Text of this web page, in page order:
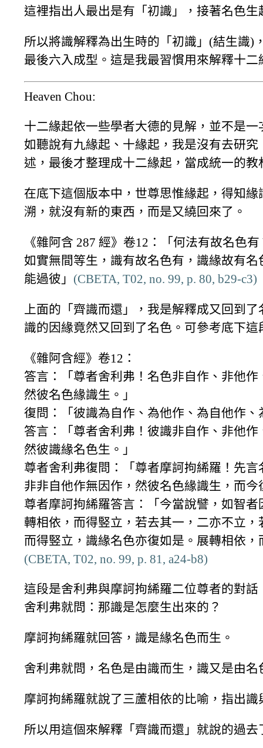
這裡指出人最出是有「初識」，接著名色
所以將識解釋為出生時的「初識」(結生識)
最後六入成型。這是我最習慣用來解釋十
Heaven Chou:
十二緣起依一些學者大德的見解，並不是
如聽說有九緣起、十緣起，我是沒有去研
述，最後才整理成十二緣起，當成統一的教
在底下這個版本中，世尊思惟緣起，得知
溯，就沒有新的東西，而是又繞回來了。
《雜阿含 287 經》卷12：「何法有故名色
如實無間等生，識有故名色有，識緣故有
能過彼」 (CBETA, T02, no. 99, p. 80, b29-c3)
上面的「齊識而還」，我是解釋成又回到
識的因緣竟然又回到了名色。可參考底下這
《雜阿含經》卷12：
答言：「尊者舍利弗！名色非自作、非他
然彼名色緣識生。」
復問：「彼識為自作、為他作、為自他作
答言：「尊者舍利弗！彼識非自作、非他
然彼識緣名色生。」
尊者舍利弗復問：「尊者摩訶拘絺羅！先
非非自他作無因作，然彼名色緣識生，而
尊者摩訶拘絺羅答言：「今當說譬，如智
轉相依，而得竪立，若去其一，二亦不立
而得竪立，識緣名色亦復如是。展轉相依，
(CBETA, T02, no. 99, p. 81, a24-b8)
這段是舍利弗與摩訶拘絺羅二位尊者的對
舍利弗就問：那識是怎麼生出來的？
摩訶拘絺羅就回答，識是緣名色而生。
舍利弗就問，名色是由識而生，識又是由
摩訶拘絺羅就說了三蘆相依的比喻，指出
所以用這個來解釋「齊識而還」就說的過去